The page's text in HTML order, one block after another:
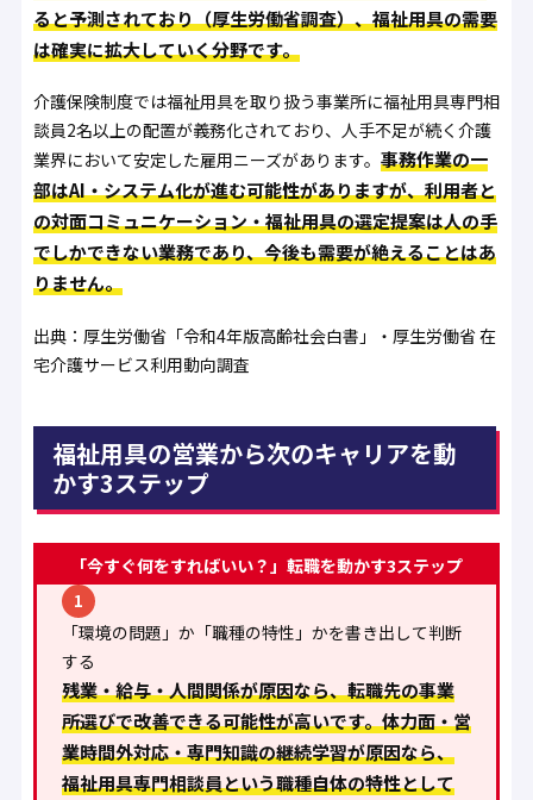
ると予測されており（厚生労働省調査）、福祉用具の需要
は確実に拡大していく分野です。
介護保険制度では福祉用具を取り扱う事業所に福祉用具専門相
談員2名以上の配置が義務化されており、人手不足が続く介護
業界において安定した雇用ニーズがあります。 事務作業の一
部はAI・システム化が進む可能性がありますが、利用者と
の対面コミュニケーション・福祉用具の選定提案は人の手
でしかできない業務であり、今後も需要が絶えることはあ
りません。
出典：厚生労働省「令和4年版高齢社会白書」・厚生労働省 在
宅介護サービス利用動向調査
福祉用具の営業から次のキャリアを動
かす3ステップ
「今すぐ何をすればいい？」転職を動かす3ステップ
1
「環境の問題」か「職種の特性」かを書き出して判断
する
残業・給与・人間関係が原因なら、転職先の事業
所選びで改善できる可能性が高いです。体力面・営
業時間外対応・専門知識の継続学習が原因なら、
福祉用具専門相談員という職種自体の特性として